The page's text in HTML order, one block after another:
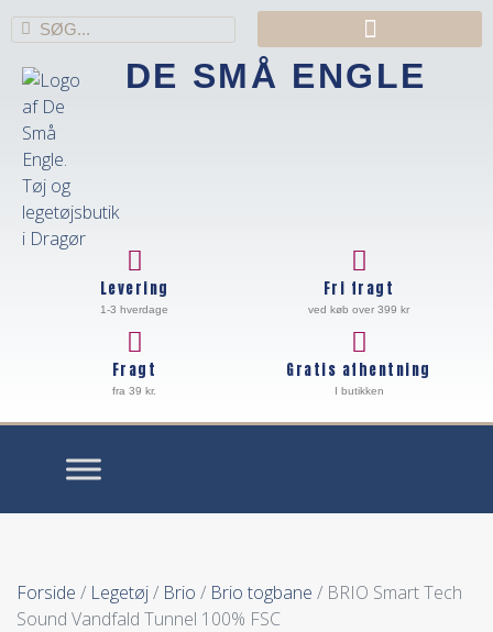
DE SMÅ ENGLE
Levering
1-3 hverdage
Fri fragt
ved køb over 399 kr
Fragt
fra 39 kr.
Gratis afhentning
I butikken
Forside / Legetøj/ Brio / Brio togbane / BRIO Smart Tech
Sound Vandfald Tunnel 100% FSC